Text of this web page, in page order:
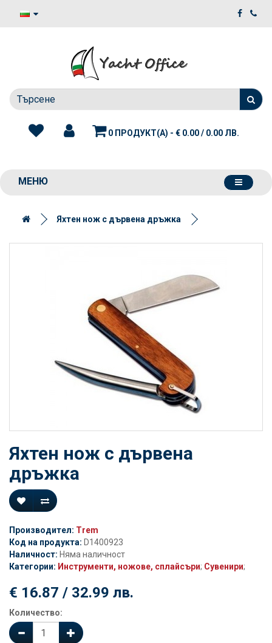
0 ПРОДУКТ(А) - € 0.00 / 0.00 ЛВ.
МЕНЮ
Яхтен нож с дървена дръжка
Яхтен нож с дървена
дръжка
Производител: Trem
Код на продукта: D1400923
Наличност: Няма наличност
Категории: Инструменти, ножове, сплайсъри; Сувенири;
€ 16.87 / 32.99 лв.
Количество: